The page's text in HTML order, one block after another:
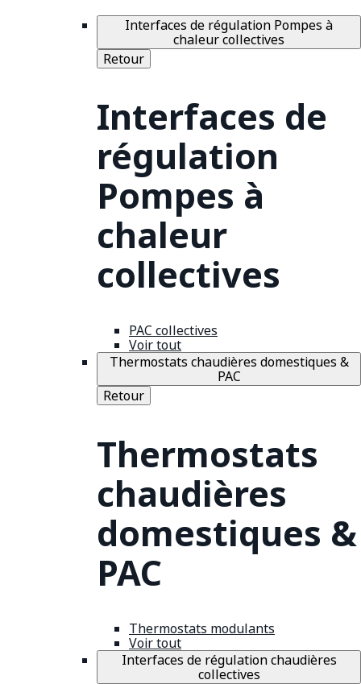
Interfaces de régulation Pompes à
chaleur collectives
Retour
Interfaces de
régulation
Pompes à
chaleur
collectives
PAC collectives
Voir tout
Thermostats chaudières domestiques &
PAC
Retour
Thermostats
chaudières
domestiques &
PAC
Thermostats modulants
Voir tout
Interfaces de régulation chaudières
collectives